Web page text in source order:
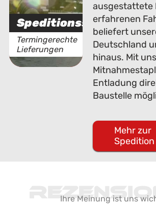
Speditionsservice
Termingerechte
Lieferungen
ausgestattete
erfahrenen
beliefert
Deutschland
hinaus. Mit
Entladung
Baustelle
Mehr zur
Spedition
Ihre Meinung ist uns